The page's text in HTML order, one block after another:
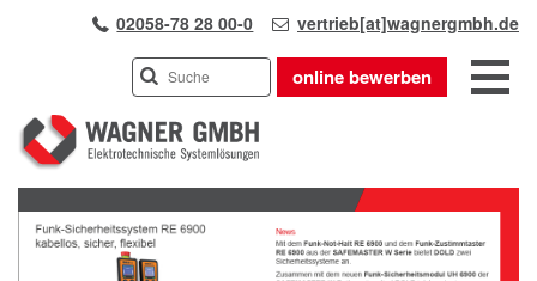
02058-78 28 00-0 vertrieb[at]wagnergmbh.de
online bewerben
INDUSTRIEVERTRETUNG
UNSER TEAM
WIR ÜBER UNS
Previous
Next